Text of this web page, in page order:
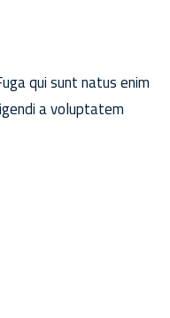
qui sunt natus enim
a voluptatem